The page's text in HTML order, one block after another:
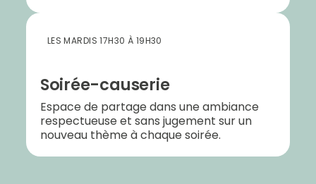
LES MARDIS 17H30 À 19H30
Soirée-causerie
Espace de partage dans une ambiance
respectueuse et sans jugement sur un
nouveau thème à chaque soirée.